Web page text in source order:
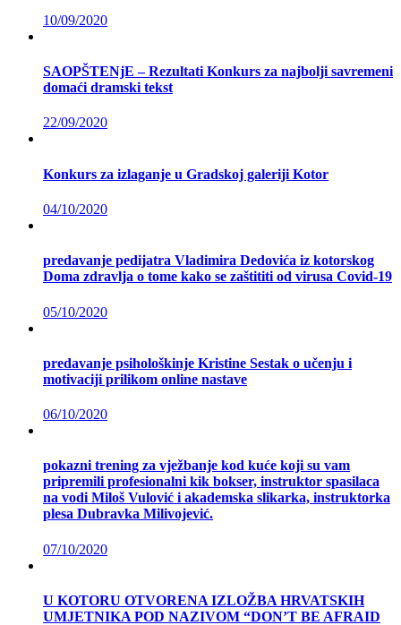
10/09/2020
SAOPŠTENjE – Rezultati Konkurs za najbolji savremeni
domaći dramski tekst
22/09/2020
Konkurs za izlaganje u Gradskoj galeriji Kotor
04/10/2020
predavanje pedijatra Vladimira Dedovića iz kotorskog
Doma zdravlja o tome kako se zaštititi od virusa Covid-19
05/10/2020
predavanje psihološkinje Kristine Sestak o učenju i
motivaciji prilikom online nastave
06/10/2020
pokazni trening za vježbanje kod kuće koji su vam
pripremili profesionalni kik bokser, instruktor spasilaca
na vodi Miloš Vulović i akademska slikarka, instruktorka
plesa Dubravka Milivojević.
07/10/2020
U KOTORU OTVORENA IZLOŽBA HRVATSKIH
UMJETNIKA POD NAZIVOM “DON’T BE AFRAID